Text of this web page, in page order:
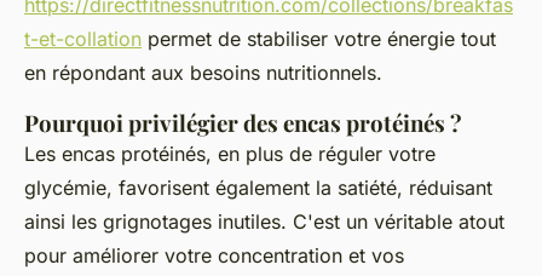
https://directfitnessnutrition.com/collections/breakfas
t-et-collation permet de stabiliser votre énergie tout
en répondant aux besoins nutritionnels.
Pourquoi privilégier des encas protéinés ?
Les encas protéinés, en plus de réguler votre
glycémie, favorisent également la satiété, réduisant
ainsi les grignotages inutiles. C'est un véritable atout
pour améliorer votre concentration et vos